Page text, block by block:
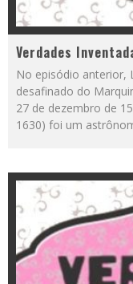
Verdades
No episódio anterior,
desafinado do
27 de dezembro de
1630) foi um